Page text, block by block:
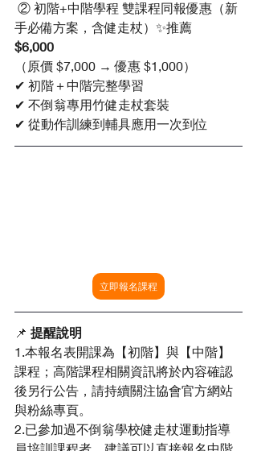
手必備方案，含健走杖）✨推薦
$6,000
（原價 $7,000 → 優惠 $1,000）
✔ 初階＋中階完整學習
✔ 不倒翁專用竹健走杖套裝
✔ 從動作訓練到輔具應用一次到位
立即報名課程
📌 提醒說明
1.本報名表開課為【初階】與【中階】
課程；高階課程相關資訊將於內容確認
後另行公告，請持續關注協會官方網站
與粉絲專頁。
2.已參加過不倒翁學校健走杖運動指導
員培訓課程者，建議可以直接報名中階